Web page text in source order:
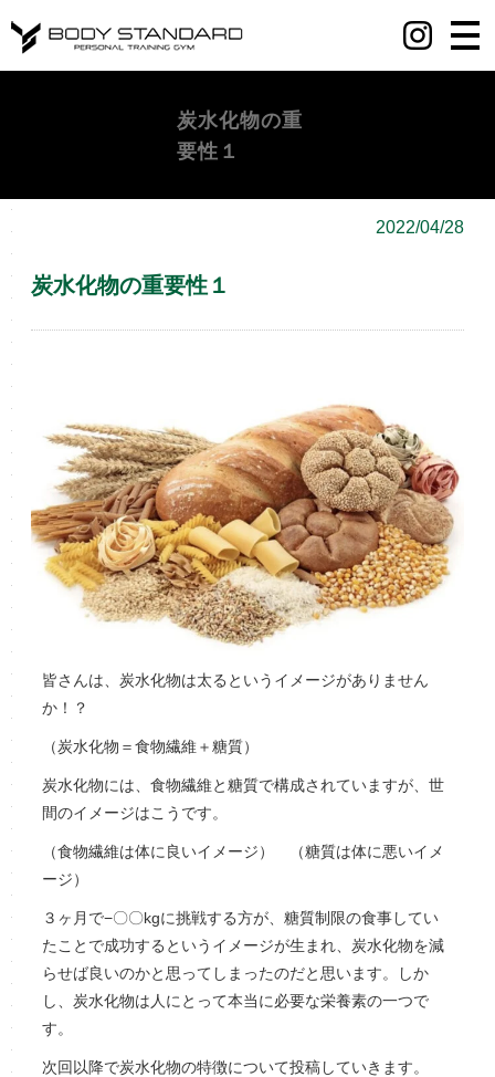
炭水化物の重
要性１
2022/04/28
炭水化物の重要性１
皆さんは、炭水化物は太るというイメージがありません
か！？
（炭水化物＝食物繊維＋糖質）
炭水化物には、食物繊維と糖質で構成されていますが、世
間のイメージはこうです。
（食物繊維は体に良いイメージ） （糖質は体に悪いイメ
ージ）
３ヶ月で−〇〇kgに挑戦する方が、糖質制限の食事してい
たことで成功するというイメージが生まれ、炭水化物を減
らせば良いのかと思ってしまったのだと思います。しか
し、炭水化物は人にとって本当に必要な栄養素の一つで
す。
次回以降で炭水化物の特徴について投稿していきます。